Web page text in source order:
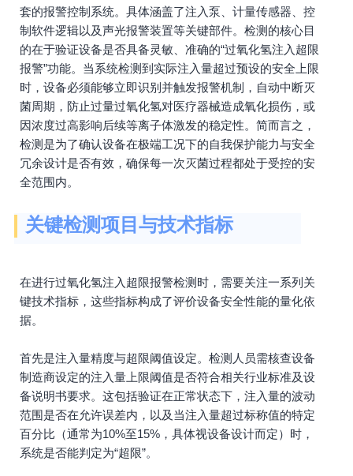
套的报警控制系统。具体涵盖了注入泵、计量传感器、控
制软件逻辑以及声光报警装置等关键部件。检测的核心目
的在于验证设备是否具备灵敏、准确的“过氧化氢注入超限
报警”功能。当系统检测到实际注入量超过预设的安全上限
时，设备必须能够立即识别并触发报警机制，自动中断灭
菌周期，防止过量过氧化氢对医疗器械造成氧化损伤，或
因浓度过高影响后续等离子体激发的稳定性。简而言之，
检测是为了确认设备在极端工况下的自我保护能力与安全
冗余设计是否有效，确保每一次灭菌过程都处于受控的安
全范围内。
关键检测项目与技术指标
在进行过氧化氢注入超限报警检测时，需要关注一系列关
键技术指标，这些指标构成了评价设备安全性能的量化依
据。
首先是注入量精度与超限阈值设定。检测人员需核查设备
制造商设定的注入量上限阈值是否符合相关行业标准及设
备说明书要求。这包括验证在正常状态下，注入量的波动
范围是否在允许误差内，以及当注入量超过标称值的特定
百分比（通常为10%至15%，具体视设备设计而定）时，
系统是否能判定为“超限”。